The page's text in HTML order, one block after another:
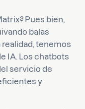
Pues bien,
balas
tenemos
IA. Los chatbots
servicio de
y